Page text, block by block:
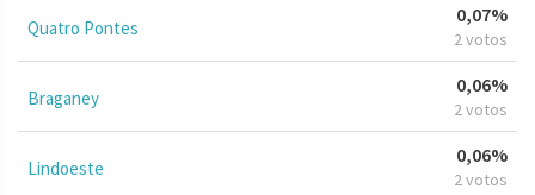
Quatro Pontes
0,07%
2 votos
Braganey
0,06%
2 votos
Lindoeste
0,06%
2 votos